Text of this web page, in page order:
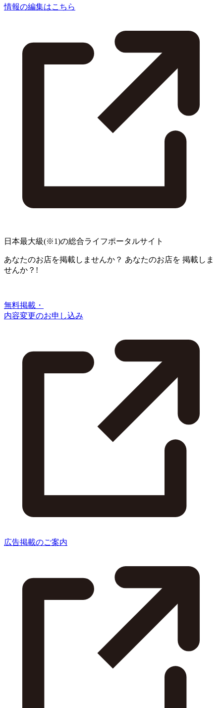
情報の編集はこちら
日本最大級(※1)の総合ライフポータルサイト
あなたのお店を掲載しませんか？ あなたのお店を 掲載しま
せんか？!
無料掲載・
内容変更のお申し込み
広告掲載のご案内